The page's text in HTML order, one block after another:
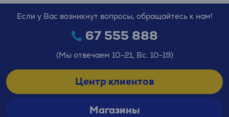
Если у Вас возникнут вопросы, обращайтесь к нам!
67 555 888
(Мы отвечаем 10-21, Вс. 10-19)
Центр клиентов
Магазины